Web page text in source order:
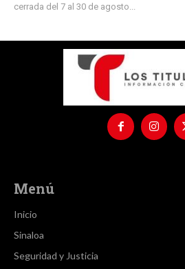
cerrada del 7 al 30 de agosto...
Menú
Inicio
Sinaloa
Seguridad y Justicia